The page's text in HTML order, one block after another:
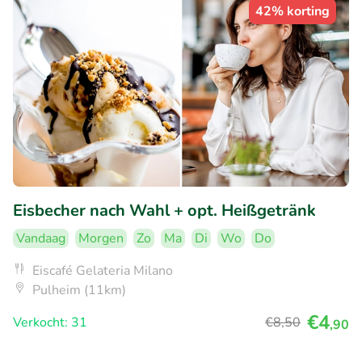
42% korting
Eisbecher nach Wahl + opt. Heißgetränk
Vandaag Morgen Zo Ma Di Wo
Do
Eiscafé Gelateria Milano
Pulheim (11km)
Verkocht: 31
€8,50 €4,90